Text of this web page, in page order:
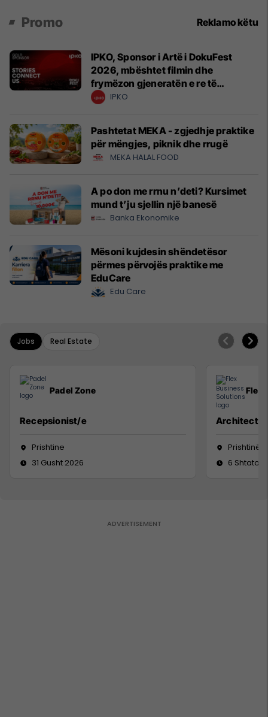
Promo Reklamo këtu
IPKO, Sponsor i Artë i DokuFest
2026, mbështet filmin dhe
frymëzon gjeneratën e re të
krijuesve
IPKO
Pashtetat MEKA - zgjedhje praktike
për mëngjes, piknik dhe rrugë
MEKA HALAL FOOD
A po don me rrnu n’deti? Kursimet
mund t’ju sjellin një banesë
Banka Ekonomike
Mësoni kujdesin shëndetësor
përmes përvojës praktike me
EduCare
Edu Care
Jobs Real Estate
Padel Zone
Recepsionist/e
Prishtine
31 Gusht 2026
Flex
Architect
Prishtinë
6 Shtator